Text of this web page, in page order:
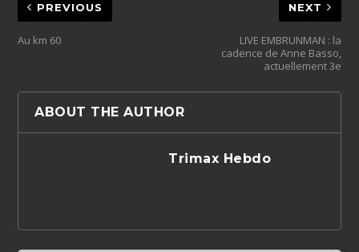
PREVIOUS
Au km 60
NEXT
LIVE EMBRUNMAN : la
cadence de Anne Basso,
actuellement 3e
ABOUT THE AUTHOR
Trimax Hebdo